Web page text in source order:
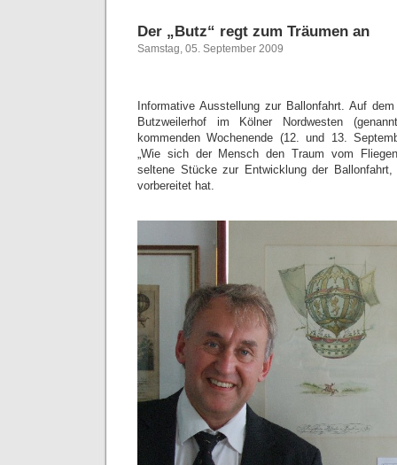
Der „Butz“ regt zum Träumen an
Samstag, 05. September 2009
Informative Ausstellung zur Ballonfahrt. Auf
Butzweilerhof im Kölner Nordwesten
kommenden Wochenende (12. und 13.
„Wie sich der Mensch den Traum vom
seltene Stücke zur Entwicklung der
vorbereitet hat.